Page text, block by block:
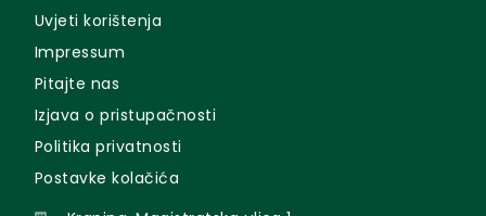
Uvjeti korištenja
Impressum
Pitajte nas
Izjava o pristupačnosti
Politika privatnosti
Postavke kolačića